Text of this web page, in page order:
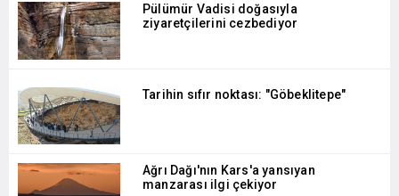
Pülümür Vadisi doğasıyla
ziyaretçilerini cezbediyor
Tarihin sıfır noktası: "Göbeklitepe"
Ağrı Dağı'nın Kars'a yansıyan
manzarası ilgi çekiyor